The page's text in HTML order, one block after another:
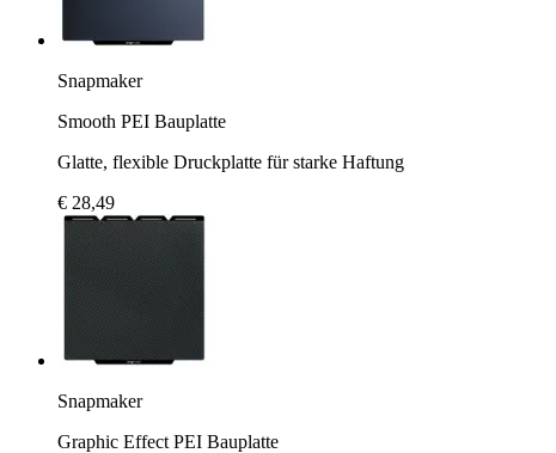
Snapmaker
Smooth PEI Bauplatte
Glatte, flexible Druckplatte für starke Haftung
€ 28,49
Snapmaker
Graphic Effect PEI Bauplatte